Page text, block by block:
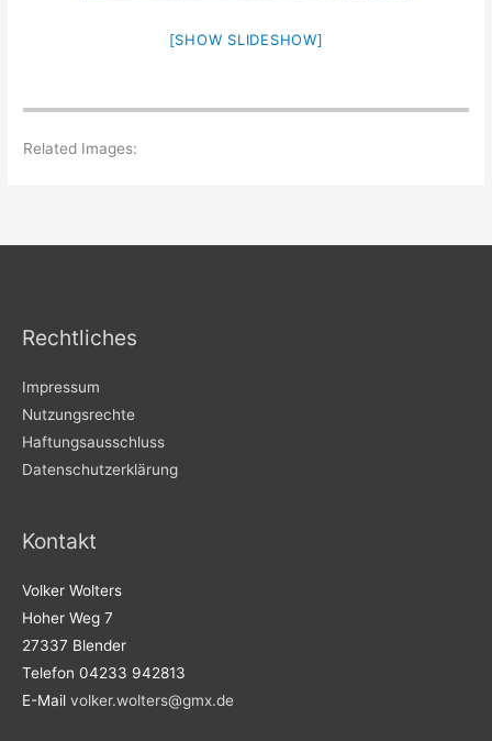
[SHOW SLIDESHOW]
Related Images:
Rechtliches
Impressum
Nutzungsrechte
Haftungsausschluss
Datenschutzerklärung
Kontakt
Volker Wolters
Hoher Weg 7
27337 Blender
Telefon 04233 942813
E-Mail volker.wolters@gmx.de